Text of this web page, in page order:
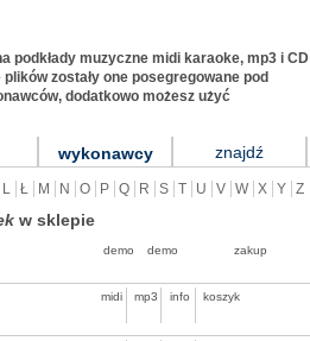
podkłady muzyczne midi karaoke, mp3 i CD
zostały one posegregowane pod
dodatkowo możesz użyć
wykonawcy znajdź
L Ł M N O P Q R S T U V W X Y Z
w sklepie
demo demo zakup
midi mp3 info koszyk